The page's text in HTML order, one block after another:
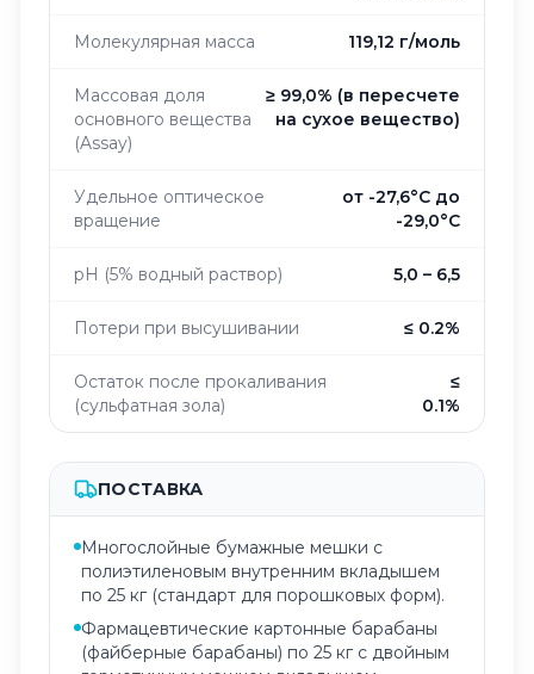
Молекулярная масса 119,12 г/моль
Массовая доля
основного вещества
(Assay)
≥ 99,0% (в пересчете
на сухое вещество)
Удельное оптическое
вращение
от -27,6°C до
-29,0°C
pH (5% водный раствор) 5,0 – 6,5
Потери при высушивании ≤ 0.2%
Остаток после прокаливания
(сульфатная зола)
≤
0.1%
ПОСТАВКА
Многослойные бумажные мешки с
полиэтиленовым внутренним вкладышем
по 25 кг (стандарт для порошковых форм).
Фармацевтические картонные барабаны
(файберные барабаны) по 25 кг с двойным